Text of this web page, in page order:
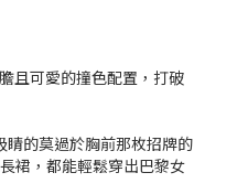
且可愛的撞色配置，打破
的莫過於胸前那枚招牌的
裙，都能輕鬆穿出巴黎女